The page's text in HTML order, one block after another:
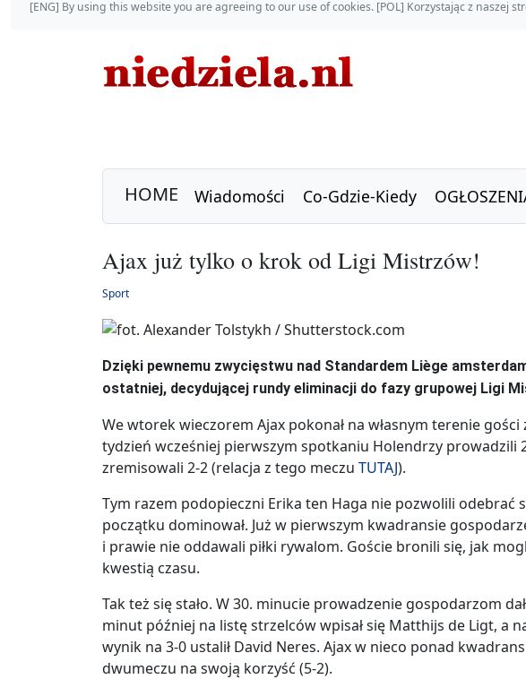
[ENG] By using this website you are agreeing to our use of cookies. [POL] Korzystając z
HOME Wiadomości Co-Gdzie-Kiedy
Ajax już tylko o krok od Ligi Mistrzów!
Sport
Dzięki pewnemu zwycięstwu nad Standardem Liège
ostatniej, decydującej rundy eliminacji do fazy grupowej Ligi
We wtorek wieczorem Ajax pokonał na własnym terenie
tydzień wcześniej pierwszym spotkaniu Holendrzy prowadzili
zremisowali 2-2 (relacja z tego meczu TUTAJ).
Tym razem podopieczni Erika ten Haga nie pozwolili odebrać
początku dominował. Już w pierwszym kwadransie
i prawie nie oddawali piłki rywalom. Goście bronili się, jak
kwestią czasu.
Tak też się stało. W 30. minucie prowadzenie gospodarzom
minut później na listę strzelców wpisał się Matthijs de Ligt, a
wynik na 3-0 ustalił David Neres. Ajax w nieco ponad
dwumeczu na swoją korzyść (5-2).